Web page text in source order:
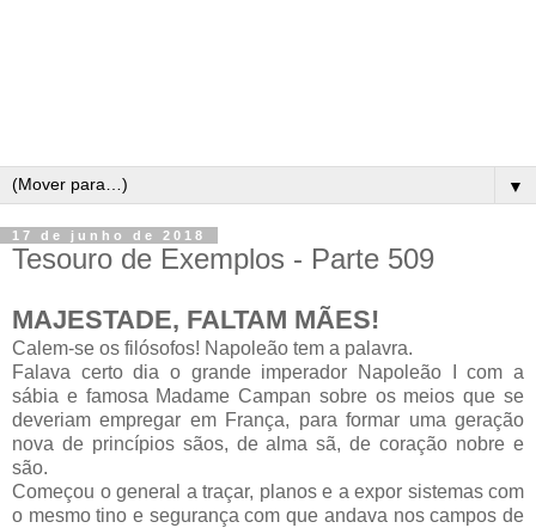
▼
17 de junho de 2018
Tesouro de Exemplos - Parte 509
MAJESTADE, FALTAM MÃES!
Calem-se os filósofos! Napoleão tem a palavra.
Falava certo dia o grande imperador Napoleão I com a
sábia e famosa Madame Campan sobre os meios que se
deveriam empregar em França, para formar uma geração
nova de princípios sãos, de alma sã, de coração nobre e
são.
Começou o general a traçar, planos e a expor sistemas com
o mesmo tino e segurança com que andava nos campos de